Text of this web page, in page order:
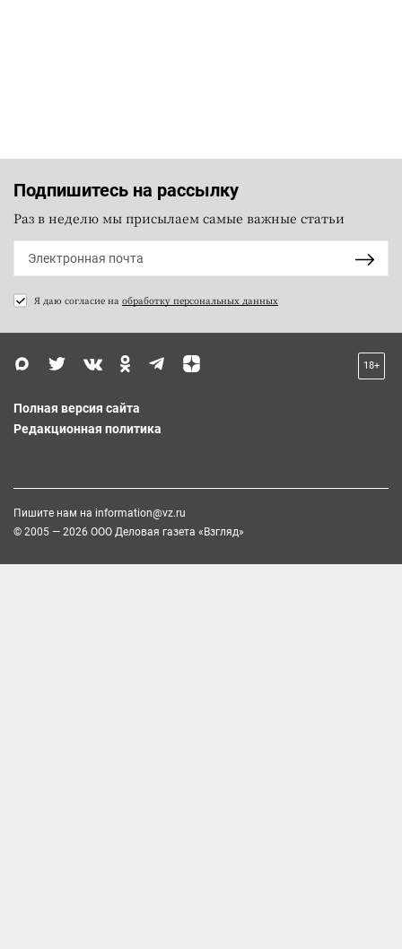
Подпишитесь на рассылку
Раз в неделю мы присылаем самые важные статьи
Я даю согласие на обработку персональных данных
18+
Полная версия сайта
Редакционная политика
Пишите нам на information@vz.ru
© 2005 — 2026 ООО Деловая газета «Взгляд»